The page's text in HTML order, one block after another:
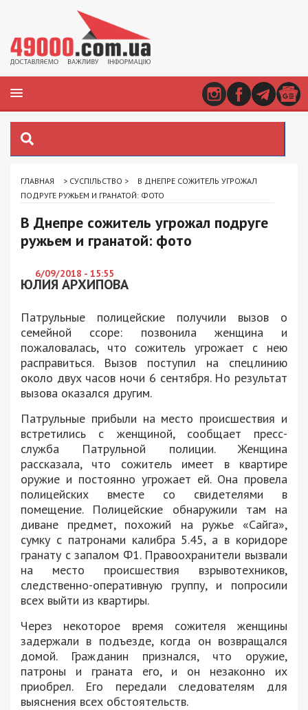
ГЛАВНАЯ > СУСПІЛЬСТВО >
В ДНЕПРЕ СОЖИТЕЛЬ УГРОЖАЛ
ПОДРУГЕ РУЖЬЕМ И ГРАНАТОЙ: ФОТО
В Днепре сожитель угрожал подруге
ружьем и гранатой: фото
6/09/2018 - 15:55
ЮЛИЯ АРХИПОВА
Патрульные полицейские получили вызов о
семейной ссоре: позвонила женщина и
пожаловалась, что сожитель угрожает с нею
расправиться. Вызов поступил на спецлинию
около двух часов ночи 6 сентября. Но результат
вызова оказался другим.
Патрульные прибыли на место происшествия и
встретились с женщиной, сообщает пресс-
служба Патрульной полиции. Женщина
рассказала, что сожитель имеет в квартире
оружие и постоянно угрожает ей. Она провела
полицейских вместе со свидетелями в
помещение. Полицейские обнаружили там на
диване предмет, похожий на ружье «Сайга»,
сумку с патронами калибра 5.45, а в коридоре
гранату с запалом Ф1. Правоохранители вызвали
на место происшествия взрывотехников,
следственно-оперативную группу, и попросили
всех выйти из квартиры.
Через некоторое время сожителя женщины
задержали в подъезде, когда он возвращался
домой. Гражданин признался, что оружие,
патроны и граната его, и он незаконно их
приобрел. Его передали следователям для
выяснения всех обстоятельств.